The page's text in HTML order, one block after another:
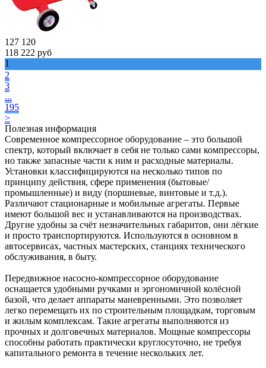
127 120
118 222 руб
1
2
3
...
195
>
Полезная информация
Современное компрессорное оборудование – это большой
спектр, который включает в себя не только сами компрессоры,
но также запасные части к ним и расходные материалы.
Установки классифицируются на несколько типов по
принципу действия, сфере применения (бытовые/
промышленные) и виду (поршневые, винтовые и т.д.).
Различают стационарные и мобильные агрегаты. Первые
имеют большой вес и устанавливаются на производствах.
Другие удобны за счёт незначительных габаритов, они лёгкие
и просто транспортируются. Используются в основном в
автосервисах, частных мастерских, станциях технического
обслуживания, в быту.
Передвижное насосно-компрессорное оборудование
оснащается удобными ручками и эргономичной колёсной
базой, что делает аппараты маневренными. Это позволяет
легко перемещать их по строительным площадкам, торговым
и жилым комплексам. Такие агрегаты выполняются из
прочных и долговечных материалов. Мощные компрессоры
способны работать практически круглосуточно, не требуя
капитального ремонта в течение нескольких лет.